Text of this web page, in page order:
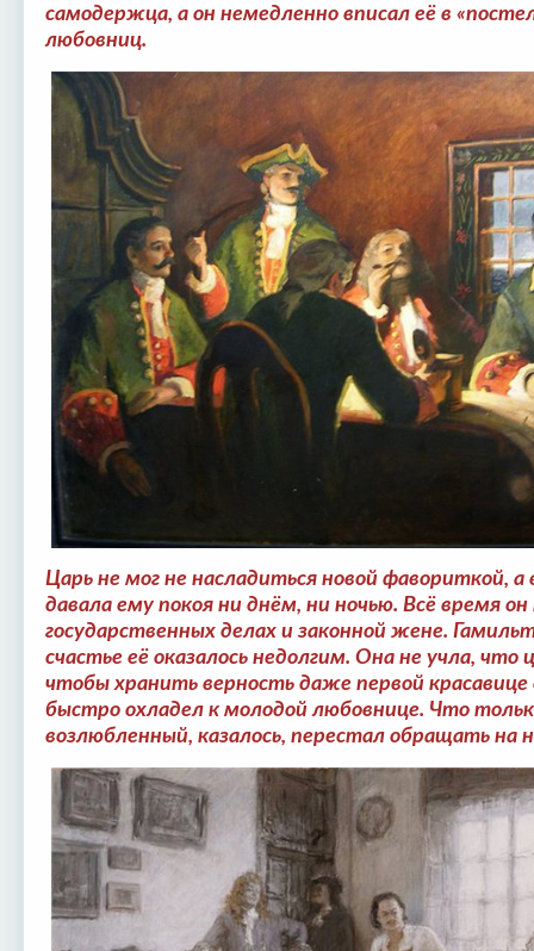
самодержца, а он немедленно вписал её в
любовниц.
Царь не мог не насладиться новой фавориткой,
давала ему покоя ни днём, ни ночью. Всё время
государственных делах и законной жене.
счастье её оказалось недолгим. Она не учла,
чтобы хранить верность даже первой
быстро охладел к молодой любовнице. Что
возлюбленный, казалось, перестал обращать на